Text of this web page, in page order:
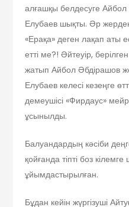
алғашқы белдесуге
Елубаев шықты. Әр
«Ерақа» деген лақап аты
етті ме?! Әйтеуір,
жатып Айбол Әбдірашов
Елубаев келесі кезеңге
демеушісі «Фирдаус»
ұсынылды.
Балуандардың кәсіби
қойғанда тіпті боз
ұйымдастырылған.
Бұдан кейін жүргізуші